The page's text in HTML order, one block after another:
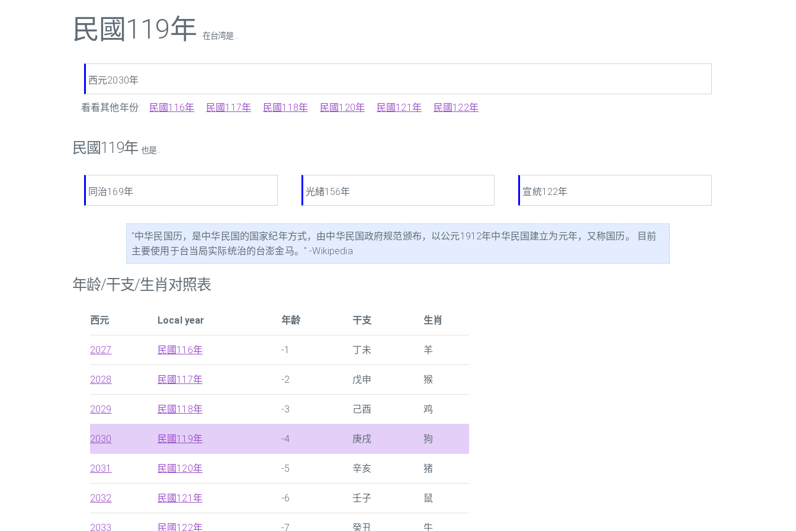
民國119年 在台湾是 ...
西元2030年
看看其他年份: 民國116年 民國117年 民國118年 民國120年 民國121年 民國122年
民國119年 也是...
同治169年 光緒156年 宣統122年
"中华民国历，是中华民国的国家纪年方式，由中华民国政府规范颁布，以公元1912年中华民国建立为元年，又称国历。 目前
主要使用于台当局实际统治的台澎金马。" -Wikipedia
年龄/干支/生肖对照表
西元 Local year 年龄 干支 生肖
2027 民國116年 -1 丁未 羊
2028 民國117年 -2 戊申 猴
2029 民國118年 -3 己酉 鸡
2030 民國119年 -4 庚戌 狗
2031 民國120年 -5 辛亥 猪
2032 民國121年 -6 壬子 鼠
2033 民國122年 -7 癸丑 牛